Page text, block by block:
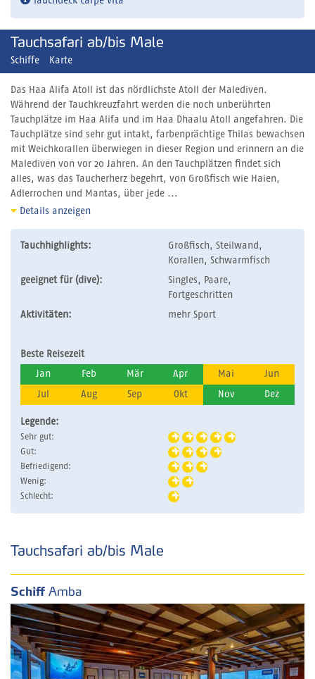
Tauchsafari ab/bis Male
Schiffe Karte
Das Haa Alifa Atoll ist das nördlichste Atoll der Malediven.
Während der Tauchkreuzfahrt werden die noch unberührten
Tauchplätze im Haa Alifa und im Haa Dhaalu Atoll angefahren. Die
Tauchplätze sind sehr gut intakt, farbenprächtige Thilas bewachsen
mit Weichkorallen überwiegen in dieser Region und erinnern an die
Malediven von vor 20 Jahren. An den Tauchplätzen findet sich
alles, was das Taucherherz begehrt, von Großfisch wie Haien,
Adlerrochen und Mantas, über jede ...
Details anzeigen
Tauchhighlights:
Großfisch, Steilwand,
Korallen, Schwarmfisch
geeignet für (dive):
Singles, Paare,
Fortgeschritten
Aktivitäten:
mehr Sport
Beste Reisezeit
Jan Feb Mär Apr Mai Jun
Jul Aug Sep Okt Nov Dez
Legende:
Sehr gut:
Gut:
Befriedigend:
Wenig:
Schlecht:
Tauchsafari ab/bis Male
Schiff Amba